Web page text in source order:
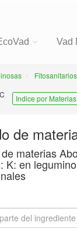
Vad
Indice por Materias
de
materias
K: en